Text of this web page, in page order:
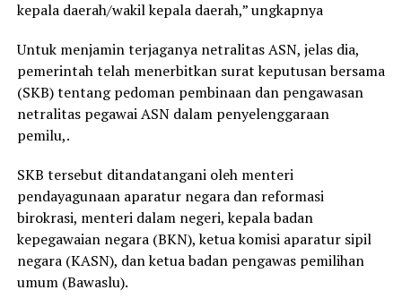
kepala daerah/wakil kepala daerah,” ungkapnya
Untuk menjamin terjaganya netralitas ASN, jelas dia,
pemerintah telah menerbitkan surat keputusan bersama
(SKB) tentang pedoman pembinaan dan pengawasan
netralitas pegawai ASN dalam penyelenggaraan
pemilu,.
SKB tersebut ditandatangani oleh menteri
pendayagunaan aparatur negara dan reformasi
birokrasi, menteri dalam negeri, kepala badan
kepegawaian negara (BKN), ketua komisi aparatur sipil
negara (KASN), dan ketua badan pengawas pemilihan
umum (Bawaslu).